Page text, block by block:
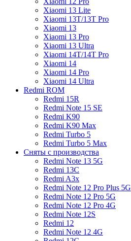
Xiaomi 13 Lite
Xiaomi 13T/13T Pro
Xiaomi 13
Xiaomi 13 Pro
Xiaomi 13 Ultra
Xiaomi 14T/14T Pro
Xiaomi 14
Xiaomi 14 Pro
Xiaomi 14 Ultra
Redmi ROM
Redmi 15R
Redmi Note 15 SE
Redmi K90
Redmi K90 Max
Redmi Turbo 5
Redmi Turbo 5 Max
Сняты с производства
Redmi Note 13 5G
Redmi 13C
Redmi A3x
Redmi Note 12 Pro Plus 5G
Redmi Note 12 Pro 5G
Redmi Note 12 Pro 4G
Redmi Note 12S
Redmi 12
Redmi Note 12 4G